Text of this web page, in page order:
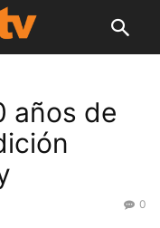
años de
0